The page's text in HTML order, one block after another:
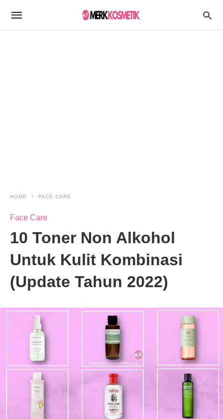
HOME FACE CARE
Face Care
10 Toner Non Alkohol
Untuk Kulit Kombinasi
(Update Tahun 2022)